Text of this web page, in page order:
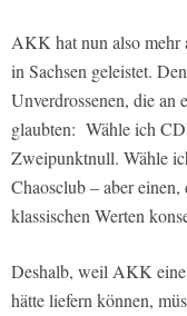
AKK hat nun also
in Sachsen geleistet.
Unverdrossenen, die an
glaubten: Wähle ich
Zweipunktnull. Wähle
Chaosclub – aber
klassischen Werten
Deshalb, weil AKK
hätte liefern können,